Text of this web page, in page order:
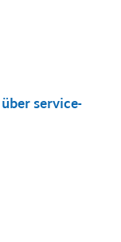
service-